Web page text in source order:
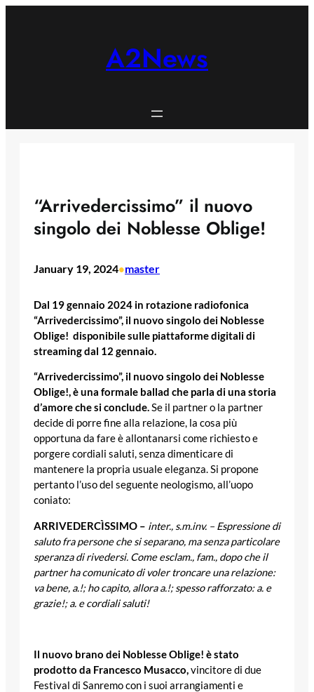
A2News
“Arrivedercissimo” il nuovo
singolo dei Noblesse Oblige!
January 19, 2024•master
Dal 19 gennaio 2024 in rotazione radiofonica
“Arrivedercissimo”, il nuovo singolo dei Noblesse
Oblige! disponibile sulle piattaforme digitali di
streaming dal 12 gennaio.
“Arrivedercissimo”, il nuovo singolo dei Noblesse
Oblige!, è una formale ballad che parla di una storia
d’amore che si conclude.Se il partner o la partner
decide di porre fine alla relazione, la cosa più
opportuna da fare è allontanarsi come richiesto e
porgere cordiali saluti, senza dimenticare di
mantenere la propria usuale eleganza. Si propone
pertanto l’uso del seguente neologismo, all’uopo
coniato:
ARRIVEDERCÌSSIMO – inter., s.m.inv. – Espressione di
saluto fra persone che si separano, ma senza particolare
speranza di rivedersi. Come esclam., fam., dopo che il
partner ha comunicato di voler troncare una relazione:
va bene, a.!; ho capito, allora a.!; spesso rafforzato: a. e
grazie!; a. e cordiali saluti!
Il nuovo brano dei Noblesse Oblige! è stato
prodotto da Francesco Musacco,vincitore di due
Festival di Sanremo con i suoi arrangiamenti e